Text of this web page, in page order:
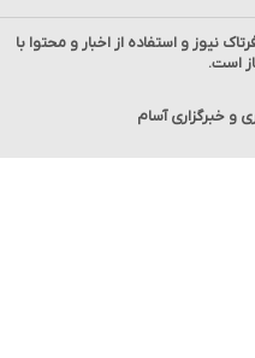
نیوز و استفاده از اخبار و محتوا با
است.
و خبرگزاری آسام